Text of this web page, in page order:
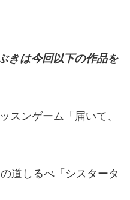
きは今回以下の作品を
スンゲーム「届いて、
道しるべ「シスタータ